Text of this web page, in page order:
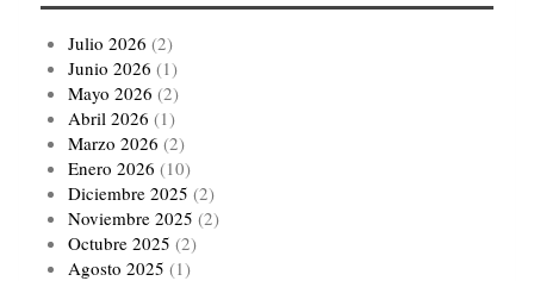
Julio 2026 (2)
Junio 2026 (1)
Mayo 2026 (2)
Abril 2026 (1)
Marzo 2026 (2)
Enero 2026 (10)
Diciembre 2025 (2)
Noviembre 2025 (2)
Octubre 2025 (2)
Agosto 2025 (1)